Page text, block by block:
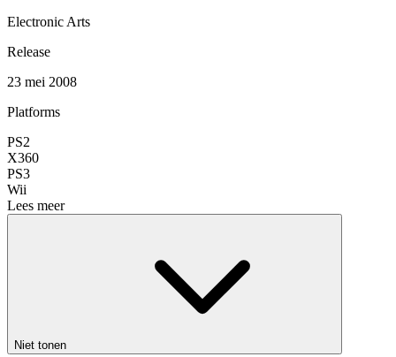
Electronic Arts
Release
23 mei 2008
Platforms
PS2
X360
PS3
Wii
Lees meer
Niet tonen